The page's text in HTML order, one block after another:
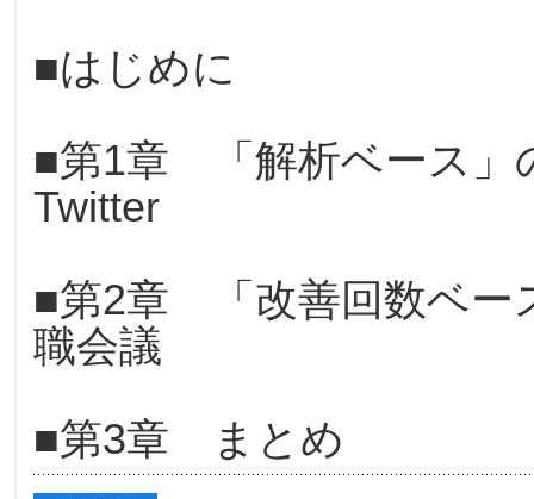
■はじめに
■第1章 「解析ベース」
Twitter
■第2章 「改善回数ベー
職会議
■第3章 まとめ